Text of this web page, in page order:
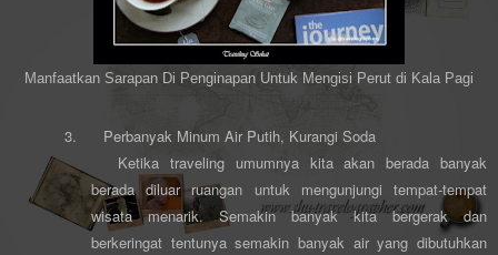
Manfaatkan Sarapan Di Penginapan Untuk Mengisi Perut di Kala Pagi
3.
Perbanyak Minum Air Putih, Kurangi Soda
Ketika traveling umumnya kita akan berada banyak
berada diluar ruangan untuk mengunjungi tempat-tempat
wisata menarik. Semakin banyak kita bergerak dan
berkeringat tentunya semakin banyak air yang dibutuhkan